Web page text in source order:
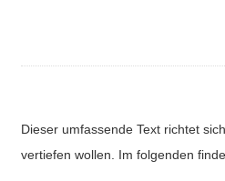
Dieser umfassende Text richtet
vertiefen wollen. Im folgenden